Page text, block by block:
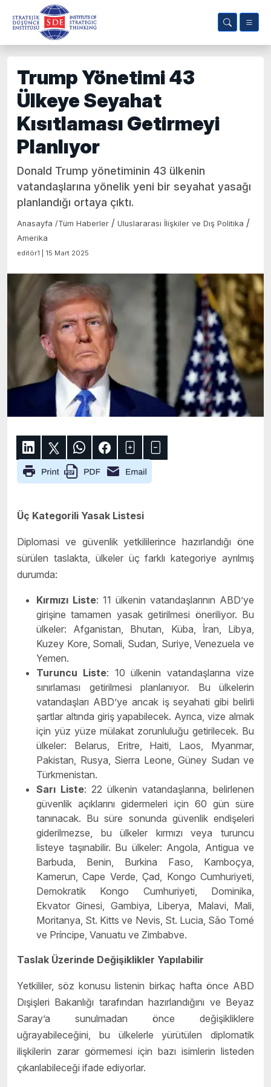
Trump Yönetimi 43
Ülkeye Seyahat
Kısıtlaması Getirmeyi
Planlıyor
Donald Trump yönetiminin 43 ülkenin
vatandaşlarına yönelik yeni bir seyahat yasağı
planlandığı ortaya çıktı.
Anasayfa /Tüm Haberler / Uluslararası İlişkiler ve Dış Politika /
Amerika
editör1 | 15 Mart 2025
Üç Kategorili Yasak Listesi
Diplomasi ve güvenlik yetkililerince hazırlandığı öne
sürülen taslakta, ülkeler üç farklı kategoriye ayrılmış
durumda:
Kırmızı Liste: 11 ülkenin vatandaşlarının ABD’ye
girişine tamamen yasak getirilmesi öneriliyor. Bu
ülkeler: Afganistan, Bhutan, Küba, İran, Libya,
Kuzey Kore, Somali, Sudan, Suriye, Venezuela ve
Yemen.
Turuncu Liste: 10 ülkenin vatandaşlarına vize
sınırlaması getirilmesi planlanıyor. Bu ülkelerin
vatandaşları ABD’ye ancak iş seyahati gibi belirli
şartlar altında giriş yapabilecek. Ayrıca, vize almak
için yüz yüze mülakat zorunluluğu getirilecek. Bu
ülkeler: Belarus, Eritre, Haiti, Laos, Myanmar,
Pakistan, Rusya, Sierra Leone, Güney Sudan ve
Türkmenistan.
Sarı Liste: 22 ülkenin vatandaşlarına, belirlenen
güvenlik açıklarını gidermeleri için 60 gün süre
tanınacak. Bu süre sonunda güvenlik endişeleri
giderilmezse, bu ülkeler kırmızı veya turuncu
listeye taşınabilir. Bu ülkeler: Angola, Antigua ve
Barbuda, Benin, Burkina Faso, Kamboçya,
Kamerun, Cape Verde, Çad, Kongo Cumhuriyeti,
Demokratik Kongo Cumhuriyeti, Dominika,
Ekvator Ginesi, Gambiya, Liberya, Malavi, Mali,
Moritanya, St. Kitts ve Nevis, St. Lucia, São Tomé
ve Príncipe, Vanuatu ve Zimbabve.
Taslak Üzerinde Değişiklikler Yapılabilir
Yetkililer, söz konusu listenin birkaç hafta önce ABD
Dışişleri Bakanlığı tarafından hazırlandığını ve Beyaz
Saray’a sunulmadan önce değişikliklere
uğrayabileceğini, bu ülkelerle yürütülen diplomatik
ilişkilerin zarar görmemesi için bazı isimlerin listeden
çıkarılabileceği ifade ediyorlar.